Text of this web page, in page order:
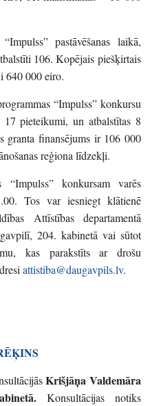
pastāvēšanas laikā,
106. Kopējais piešķirtais
640 000 eiro.
“Impulss” konkursu
17 pieteikumi, un atbalstītas 8
granta finansējums ir 106 000
reģiona līdzekļi.
“Impulss” konkursam varēs
Tos var iesniegt klātienē
Attīstības departamentā
204. kabinetā vai sūtot
kas parakstīts ar drošu
attistiba@daugavpils.lv.
Krišjāņa Valdemāra
Konsultācijas notiks